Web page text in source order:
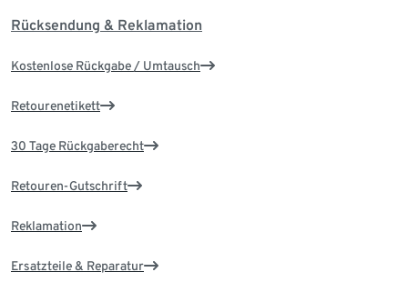
Rücksendung & Reklamation
Kostenlose Rückgabe / Umtausch
Retourenetikett
30 Tage Rückgaberecht
Retouren-Gutschrift
Reklamation
Ersatzteile & Reparatur